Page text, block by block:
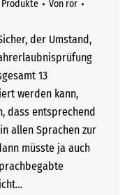
Von ror
der Umstand,
13
werden kann,
dass entsprechend
allen Sprachen zur
müsste ja auch